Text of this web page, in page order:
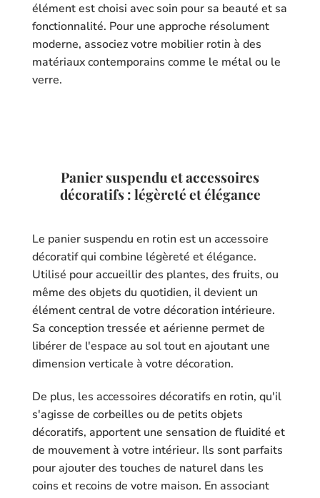
élément est choisi avec soin pour sa beauté et sa
fonctionnalité. Pour une approche résolument
moderne, associez votre mobilier rotin à des
matériaux contemporains comme le métal ou le
verre.
Panier suspendu et accessoires
décoratifs : légèreté et élégance
Le panier suspendu en rotin est un accessoire
décoratif qui combine légèreté et élégance.
Utilisé pour accueillir des plantes, des fruits, ou
même des objets du quotidien, il devient un
élément central de votre décoration intérieure.
Sa conception tressée et aérienne permet de
libérer de l'espace au sol tout en ajoutant une
dimension verticale à votre décoration.
De plus, les accessoires décoratifs en rotin, qu'il
s'agisse de corbeilles ou de petits objets
décoratifs, apportent une sensation de fluidité et
de mouvement à votre intérieur. Ils sont parfaits
pour ajouter des touches de naturel dans les
coins et recoins de votre maison. En associant